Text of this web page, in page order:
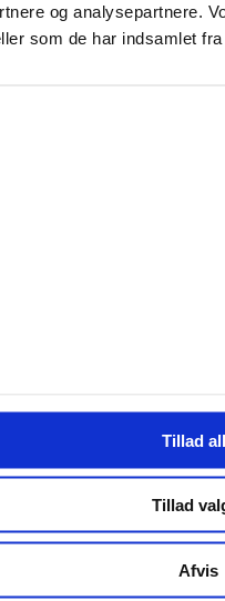
og analysepartnere.
som de har indsamlet
Tillad
Tillad
Afvis
Webhuset Ballum ApS